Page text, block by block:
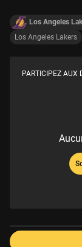
Los Angeles
Los Angeles Lakers
PARTICIPEZ AUX